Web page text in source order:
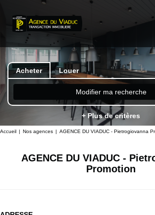
Acheter Louer
Modifier ma recherche
+ Plus de critères
Accueil Nos agences AGENCE DU VIADUC - Pietrogiovanna
AGENCE DU VIADUC -
Promotion